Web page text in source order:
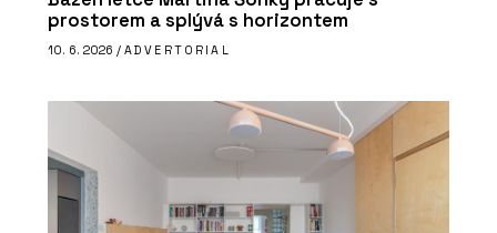
prostorem a splývá s horizontem
10. 6. 2026 / ADVERTORIAL